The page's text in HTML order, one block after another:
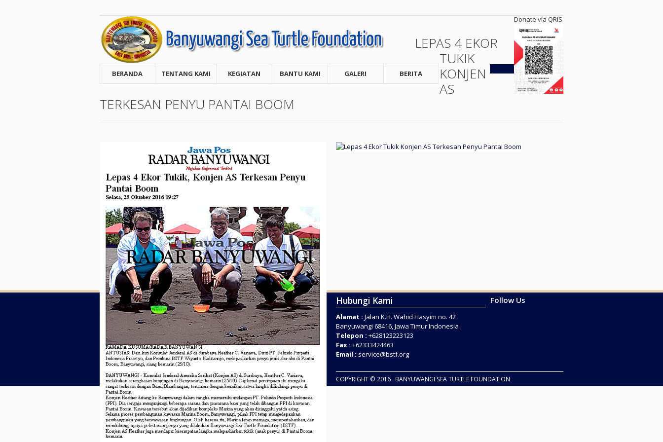
Donate via QRIS
BERANDA TENTANG KAMI KEGIATAN BANTU KAMI GALERI BERITA
LEPAS 4 EKOR
TUKIK
KONJEN
AS
TERKESAN PENYU PANTAI BOOM
Hubungi Kami
Alamat : Jalan K.H. Wahid Hasyim no. 42
Banyuwangi 68416, Jawa Timur Indonesia
Telepon : +628123223123
Fax : +62333424463
Email : service@bstf.org
Follow Us
COPYRIGHT © 2016 . BANYUWANGI SEA TURTLE FOUNDATION